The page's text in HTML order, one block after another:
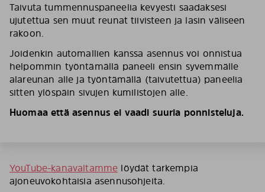
Taivuta tummennuspaneelia kevyesti saadaksesi
ujutettua sen muut reunat tiivisteen ja lasin väliseen
rakoon.
Joidenkin automallien kanssa asennus voi onnistua
helpommin työntämällä paneeli ensin syvemmälle
alareunan alle ja työntämällä (taivutettua) paneelia
sitten ylöspäin sivujen kumilistojen alle.
Huomaa että asennus ei vaadi suuria ponnisteluja.
YouTube-kanavaltamme löydät tarkempia
ajoneuvokohtaisia asennusohjeita.